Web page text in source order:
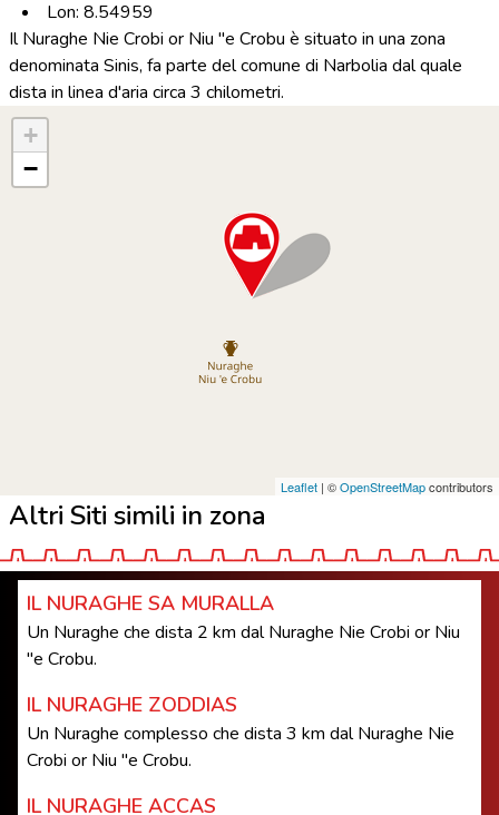
Lon: 8.54959
Il Nuraghe Nie Crobi or Niu ''e Crobu è situato in una zona
denominata Sinis, fa parte del comune di Narbolia dal quale
dista in linea d'aria circa 3 chilometri.
+
−
Leaflet | ©OpenStreetMapcontributors
Altri Siti simili in zona
IL NURAGHE SA MURALLA
Un Nuraghe che dista 2 km dal Nuraghe Nie Crobi or Niu
''e Crobu.
IL NURAGHE ZODDIAS
Un Nuraghe complesso che dista 3 km dal Nuraghe Nie
Crobi or Niu ''e Crobu.
IL NURAGHE ACCAS